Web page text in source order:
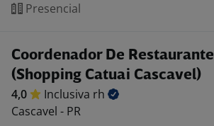
Presencial
Coordenador De Restaurante
(Shopping Catuai Cascavel)
4,0 Inclusiva rh
Cascavel - PR